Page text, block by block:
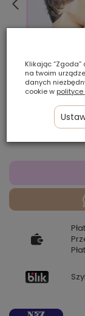
Klikając
na twoim
danych
cookie w